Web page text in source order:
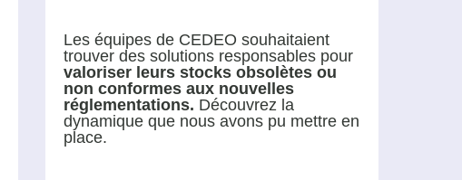
Les équipes de CEDEO souhaitaient
trouver des solutions responsables pour
valoriser leurs stocks obsolètes ou
non conformes aux nouvelles
réglementations. Découvrez la
dynamique que nous avons pu mettre en
place.